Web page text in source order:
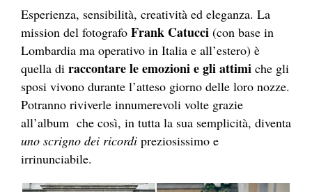
Esperienza, sensibilità, creatività ed eleganza. La
mission del fotografo Frank Catucci (con base in
Lombardia ma operativo in Italia e all’estero) è
quella di raccontare le emozioni e gli attimi che gli
sposi vivono durante l’atteso giorno delle loro nozze.
Potranno riviverle innumerevoli volte grazie
all’album che così, in tutta la sua semplicità, diventa
uno scrigno dei ricordi preziosissimo e
irrinunciabile.